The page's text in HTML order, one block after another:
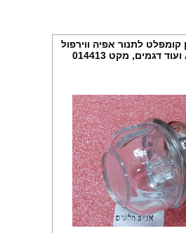
קומפלט לתנור אפיה ווירפול